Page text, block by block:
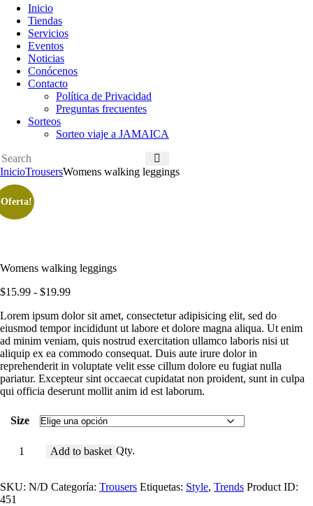
Inicio
Tiendas
Servicios
Eventos
Noticias
Conócenos
Contacto
Política de Privacidad
Preguntas frecuentes
Sorteos
Sorteo viaje a JAMAICA
InicioTrousersWomens walking leggings
Womens walking leggings
$15.99 - $19.99
Lorem ipsum dolor sit amet, consectetur adipisicing elit, sed do
eiusmod tempor incididunt ut labore et dolore magna aliqua. Ut enim
ad minim veniam, quis nostrud exercitation ullamco laboris nisi ut
aliquip ex ea commodo consequat. Duis aute irure dolor in
reprehenderit in voluptate velit esse cillum dolore eu fugiat nulla
pariatur. Excepteur sint occaecat cupidatat non proident, sunt in culpa
qui officia deserunt mollit anim id est laborum.
Size
Qty.
Add to basket
SKU: N/D Categoría: Trousers Etiquetas: Style, Trends Product ID:
451